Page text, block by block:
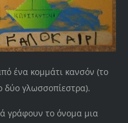
ένα κομμάτι κανσόν (το
δύο γλωσσοπίεστρα).
γράφουν το όνομα μια